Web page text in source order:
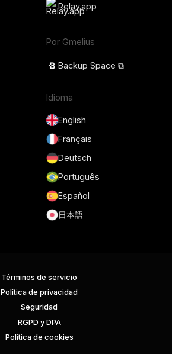
Relay.app
Por Gmelius
Backup Space ⧉
Idioma
English
Français
Deutsch
Português
Español
日本語
Términos de servicio
Política de privacidad
Seguridad
RGPD y DPA
Política de cookies